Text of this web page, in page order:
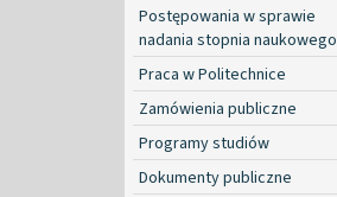
Postępowania w sprawie
nadania stopnia naukowego
Praca w Politechnice
Zamówienia publiczne
Programy studiów
Dokumenty publiczne